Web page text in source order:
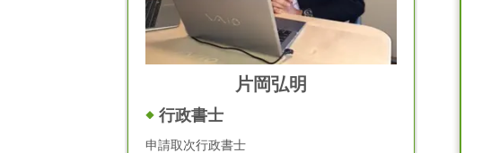
片岡弘明
行政書士
申請取次行政書士